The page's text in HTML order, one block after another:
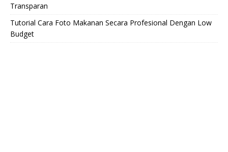
Transparan
Tutorial Cara Foto Makanan Secara Profesional Dengan Low
Budget